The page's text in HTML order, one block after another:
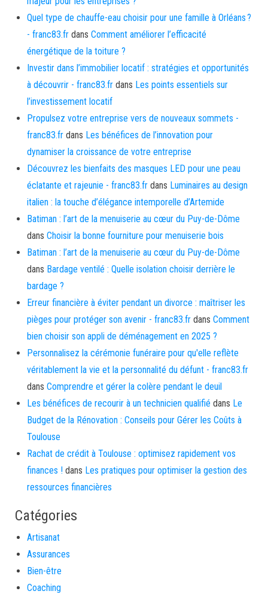
Quel type de chauffe-eau choisir pour une famille à Orléans ?
- franc83.fr dans Comment améliorer l’efficacité
énergétique de la toiture ?
Investir dans l’immobilier locatif : stratégies et opportunités
à découvrir - franc83.fr dans Les points essentiels sur
l’investissement locatif
Propulsez votre entreprise vers de nouveaux sommets -
franc83.fr dans Les bénéfices de l’innovation pour
dynamiser la croissance de votre entreprise
Découvrez les bienfaits des masques LED pour une peau
éclatante et rajeunie - franc83.fr dans Luminaires au design
italien : la touche d’élégance intemporelle d’Artemide
Batiman : l’art de la menuiserie au cœur du Puy-de-Dôme
dans Choisir la bonne fourniture pour menuiserie bois
Batiman : l’art de la menuiserie au cœur du Puy-de-Dôme
dans Bardage ventilé : Quelle isolation choisir derrière le
bardage ?
Erreur financière à éviter pendant un divorce : maîtriser les
pièges pour protéger son avenir - franc83.fr dans Comment
bien choisir son appli de déménagement en 2025 ?
Personnalisez la cérémonie funéraire pour qu'elle reflète
véritablement la vie et la personnalité du défunt - franc83.fr
dans Comprendre et gérer la colère pendant le deuil
Les bénéfices de recourir à un technicien qualifié dans Le
Budget de la Rénovation : Conseils pour Gérer les Coûts à
Toulouse
Rachat de crédit à Toulouse : optimisez rapidement vos
finances ! dans Les pratiques pour optimiser la gestion des
ressources financières
Catégories
Artisanat
Assurances
Bien-être
Coaching